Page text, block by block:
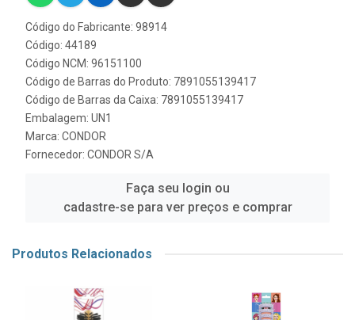
Código do Fabricante: 98914
Código: 44189
Código NCM: 96151100
Código de Barras do Produto: 7891055139417
Código de Barras da Caixa: 7891055139417
Embalagem: UN1
Marca: CONDOR
Fornecedor: CONDOR S/A
Faça seu login ou
cadastre-se para ver preços e comprar
Produtos Relacionados